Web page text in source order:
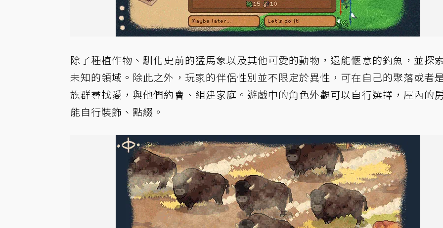
除了種植作物、馴化史前的猛馬象以及其他可愛的動物，還能愜意的釣魚，並探
未知的領域。除此之外，玩家的伴侶性別並不限定於異性，可在自己的聚落或者
族群尋找愛，與他們約會、組建家庭。遊戲中的角色外觀可以自行選擇，屋內的
能自行裝飾、點綴。